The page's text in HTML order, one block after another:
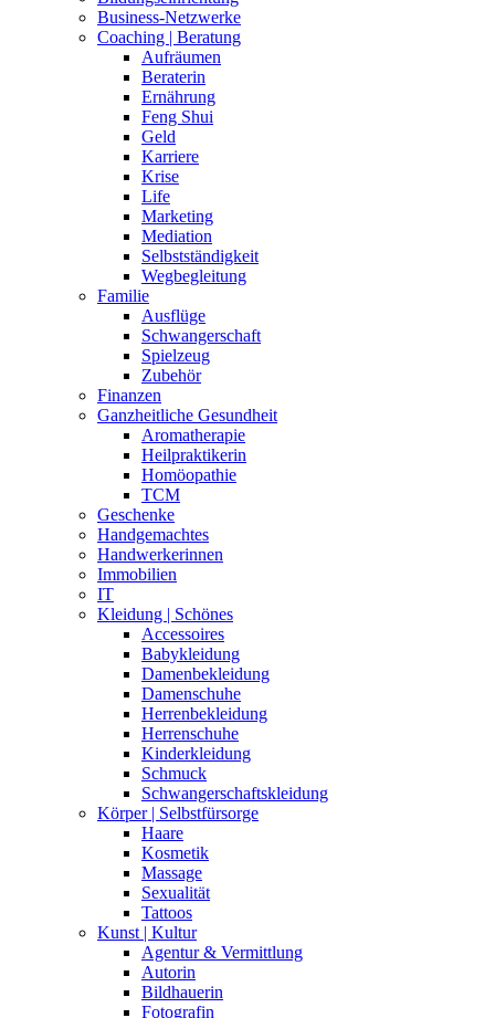
Business-Netzwerke
Coaching | Beratung
Aufräumen
Beraterin
Ernährung
Feng Shui
Geld
Karriere
Krise
Life
Marketing
Mediation
Selbstständigkeit
Wegbegleitung
Familie
Ausflüge
Schwangerschaft
Spielzeug
Zubehör
Finanzen
Ganzheitliche Gesundheit
Aromatherapie
Heilpraktikerin
Homöopathie
TCM
Geschenke
Handgemachtes
Handwerkerinnen
Immobilien
IT
Kleidung | Schönes
Accessoires
Babykleidung
Damenbekleidung
Damenschuhe
Herrenbekleidung
Herrenschuhe
Kinderkleidung
Schmuck
Schwangerschaftskleidung
Körper | Selbstfürsorge
Haare
Kosmetik
Massage
Sexualität
Tattoos
Kunst | Kultur
Agentur & Vermittlung
Autorin
Bildhauerin
Fotografin